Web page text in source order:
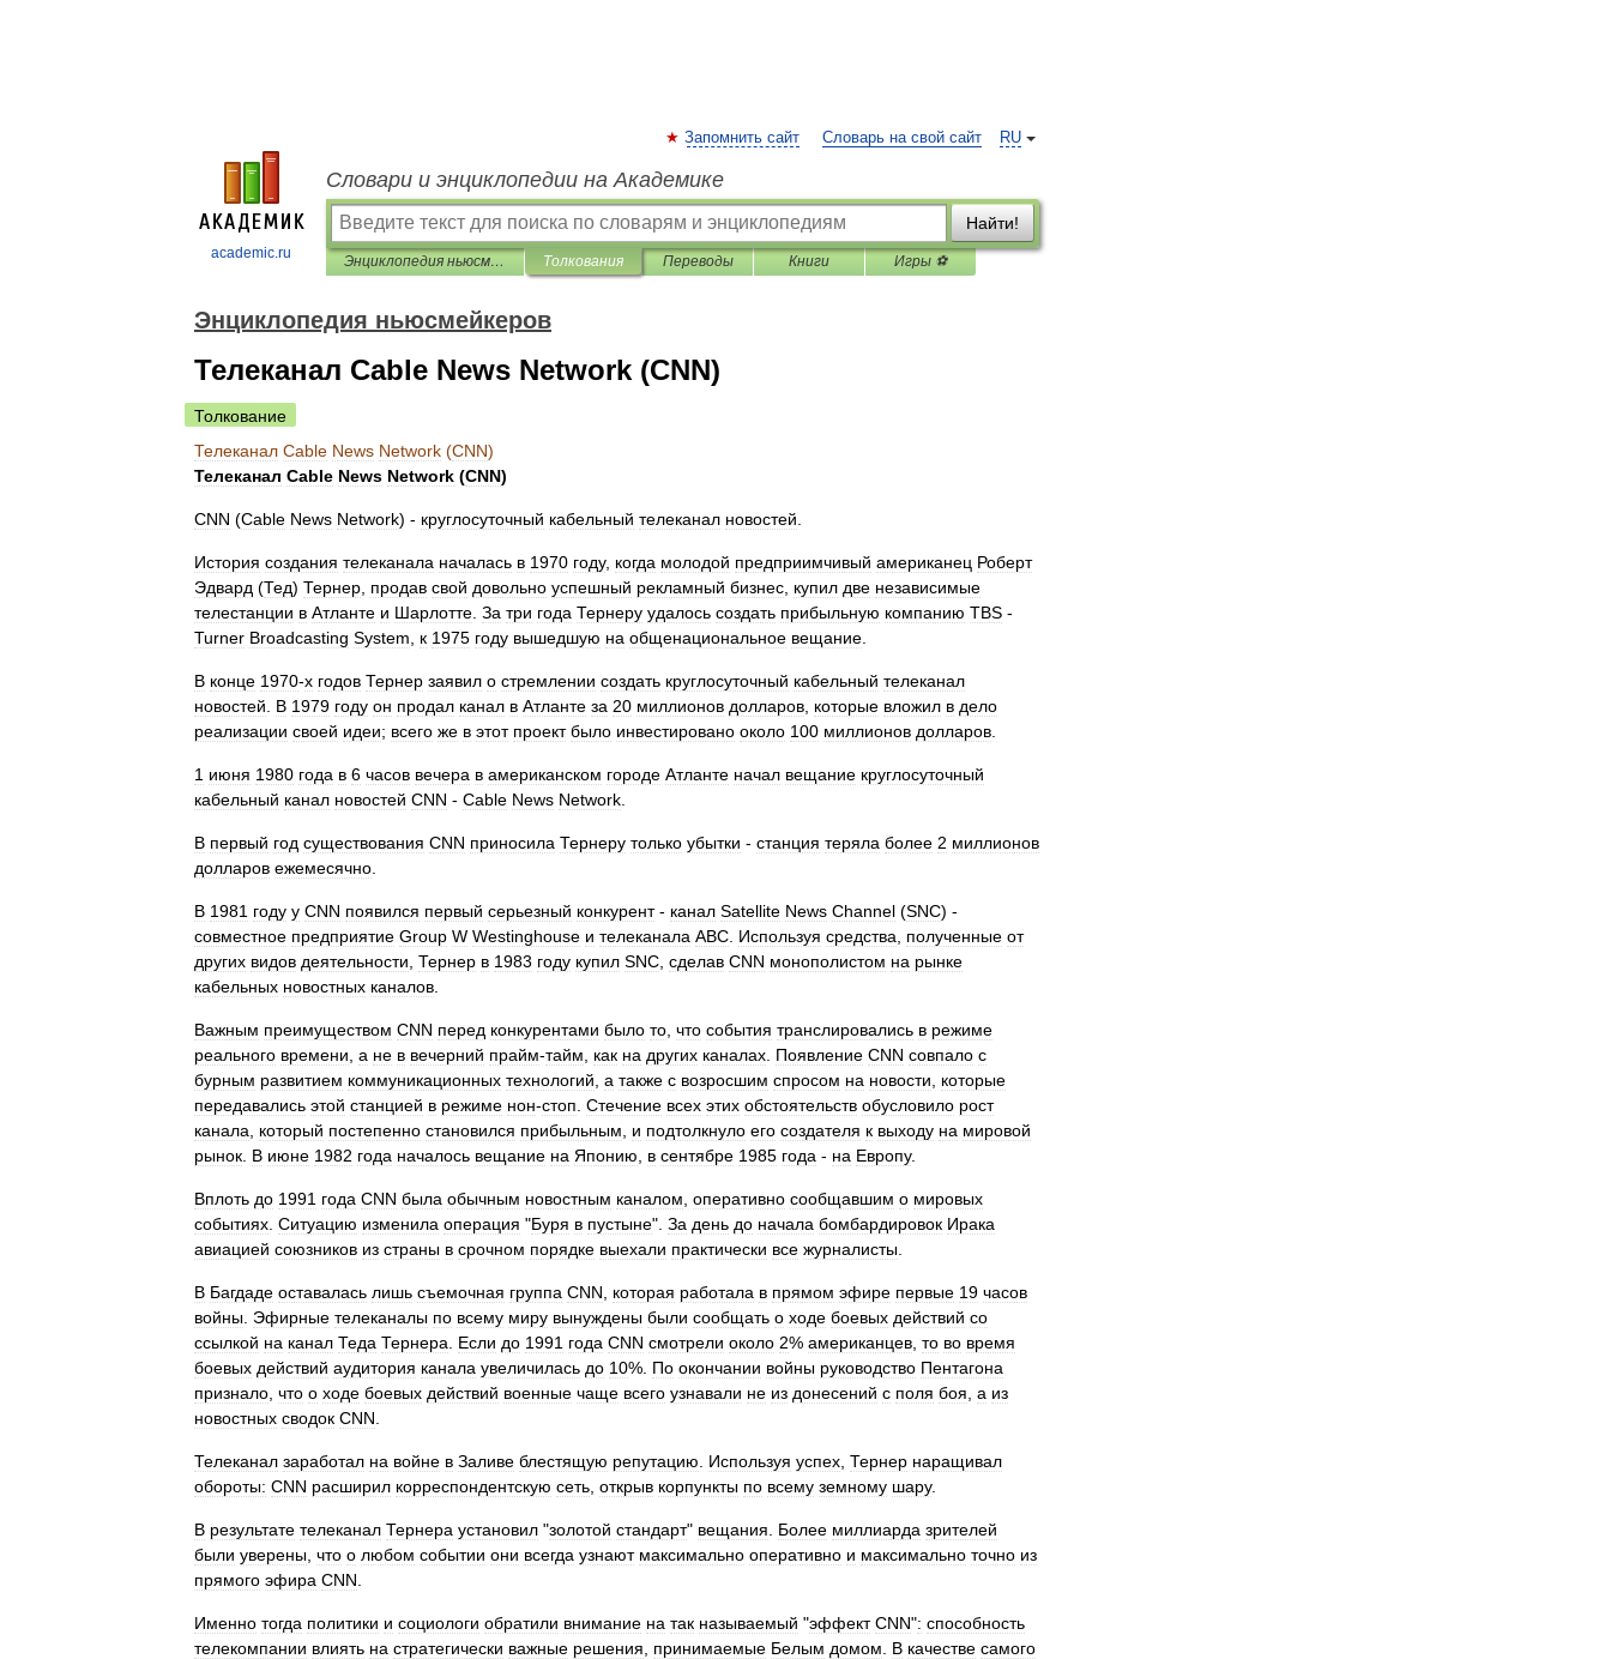
academic.ru
RU
Запомнить сайт Словарь на свой сайт
Словари и энциклопедии на Академике
Найти!
Энциклопедия ньюсмейкеров Толкования Переводы Книги Игры ⚽
Энциклопедия ньюсмейкеров
Телеканал Cable News Network (CNN)
Толкование
Телеканал Cable News Network (CNN)
Телеканал Cable News Network (CNN)
CNN (Cable News Network) - круглосуточный кабельный телеканал новостей
История создания телеканала началась в 1970 году, когда молодой предприимчивый американец Роберт
Эдвард (Тед) Тернер продав свой довольно успешный рекламный бизнес купил две независимые
телестанции в Атланте и Шарлотте За три года Тернеру удалось создать прибыльную компанию TBS -
Turner Broadcasting System к 1975 году вышедшую на общенациональное вещание
В конце 1970-х годов Тернер заявил о стремлении создать круглосуточный кабельный телеканал
новостей
В 1979 году он продал канал в Атланте за 20 миллионов долларов которые вложил в дело
реализации своей идеи; всего же в этот проект было инвестировано около 100 миллионов долларов
1 июня 1980 года в 6 часов вечера в американском городе Атланте начал вещание круглосуточный
кабельный канал новостей CNN - Cable News Network
В первый год существования CNN приносила Тернеру только убытки - станция теряла более 2 миллионов
долларов ежемесячно
В 1981 году у CNN появился первый серьезный конкурент- канал Satellite News Channel (SNC) -
совместное предприятие Group W Westinghouse и телеканала ABC Используя средства полученные от
других видов деятельности Тернер в 1983 году купил SNC сделав CNN монополистом на рынке
кабельных новостных каналов
Важным преимуществом CNN перед конкурентами было то что события транслировались в режиме
реального времени а не в вечерний прайм-тайм как на других каналах Появление CNN совпало с
бурным развитием коммуникационных технологий а также с возросшим спросом на новости
которые
передавались этой станцией в режиме нон-стоп Стечение всех этих обстоятельств обусловило рост
канала
который постепенно становился прибыльным и подтолкнуло его создателя к выходу на мировой
рынок В июне 1982 года началось вещание на Японию в сентябре 1985 года - на Европу.
Вплоть до 1991 года CNN была обычным новостным каналом оперативно сообщавшим о мировых
событиях Ситуацию изменила операция "Буря в пустыне". За день до начала бомбардировок Ирака
авиацией союзников из страны в срочном порядке выехали практически все журналисты
В Багдаде оставалась лишь съемочная группа CNN которая работала в прямом эфире первые 19 часов
войны Эфирные телеканалы по всему миру вынуждены были сообщать о ходе боевых действий со
ссылкой на канал Теда Тернера Если до 1991 года CNN смотрели около 2% американцев то во время
боевых действий аудитория канала увеличилась до 10%. По окончании войны руководство Пентагона
признало что о ходе боевых действий военные чаще всего узнавали не из донесений с поля боя а из
новостных сводок CNN
Телеканал заработал на войне в Заливе блестящую репутацию Используя успех Тернер наращивал
обороты: CNN расширил корреспондентскую сеть открыв корпункты по всему земному шару.
В результате телеканал Тернера установил "золотой стандарт" вещания Более миллиарда зрителей
были уверены что о любом событии они всегда узнают максимально оперативно и максимально точно из
прямого эфира CNN
Именно тогда политики и социологи обратили внимание на так называемый "эффект CNN": способность
телекомпании влиять на стратегически важные решения принимаемые Белым домом В качестве самого